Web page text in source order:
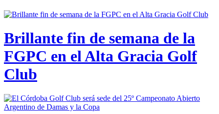
Brillante fin de semana de la
FGPC en el Alta Gracia Golf
Club